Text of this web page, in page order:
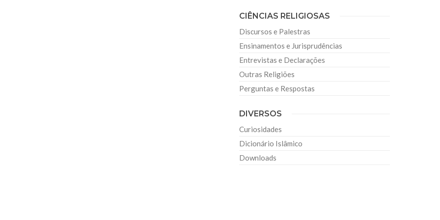
CIÊNCIAS RELIGIOSAS
Discursos e Palestras
Ensinamentos e Jurisprudências
Entrevistas e Declarações
Outras Religiões
Perguntas e Respostas
DIVERSOS
Curiosidades
Dicionário Islâmico
Downloads